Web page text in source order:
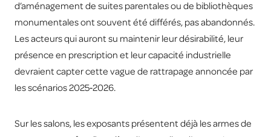
d’aménagement de suites parentales ou de bibliothèques
monumentales ont souvent été différés, pas abandonnés.
Les acteurs qui auront su maintenir leur désirabilité, leur
présence en prescription et leur capacité industrielle
devraient capter cette vague de rattrapage annoncée par
les scénarios 2025‑2026.
Sur les salons, les exposants présentent déjà les armes de